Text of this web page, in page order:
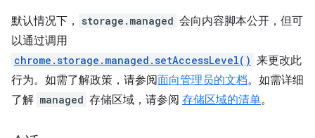
默认情况下， storage.managed 会向内容脚本公开，但可
以通过调用
chrome.storage.managed.setAccessLevel() 来更改此
行为。如需了解政策，请参阅面向管理员的文档。如需详细
了解 managed 存储区域，请参阅 存储区域的清单。